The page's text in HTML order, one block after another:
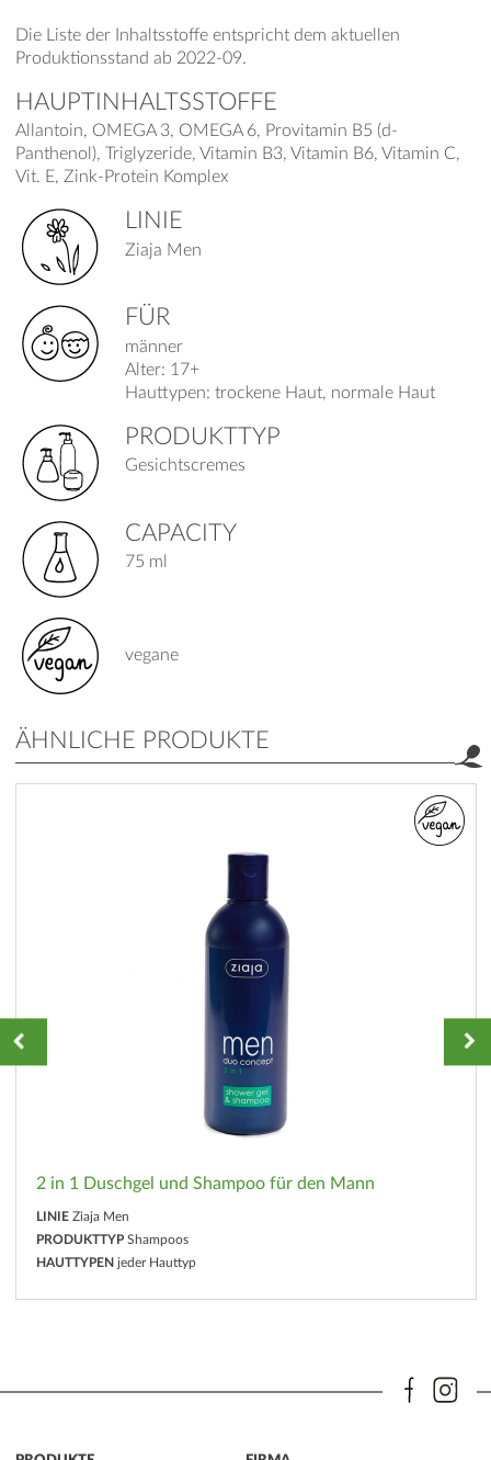
Die Liste der Inhaltsstoffe entspricht dem aktuellen
Produktionsstand ab 2022-09.
HAUPTINHALTSSTOFFE
Allantoin, OMEGA 3, OMEGA 6, Provitamin B5 (d-
Panthenol), Triglyzeride, Vitamin B3, Vitamin B6, Vitamin C,
Vit. E, Zink-Protein Komplex
LINIE
Ziaja Men
FÜR
männer
Alter: 17+
Hauttypen: trockene Haut, normale Haut
PRODUKTTYP
Gesichtscremes
CAPACITY
75 ml
vegane
ÄHNLICHE PRODUKTE
2 in 1 Duschgel und Shampoo für den Mann
LINIE Ziaja Men
PRODUKTTYP Shampoos
HAUTTYPEN jeder Hauttyp